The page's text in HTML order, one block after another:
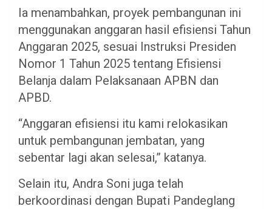
Ia menambahkan, proyek pembangunan ini
menggunakan anggaran hasil efisiensi Tahun
Anggaran 2025, sesuai Instruksi Presiden
Nomor 1 Tahun 2025 tentang Efisiensi
Belanja dalam Pelaksanaan APBN dan
APBD.
“Anggaran efisiensi itu kami relokasikan
untuk pembangunan jembatan, yang
sebentar lagi akan selesai,” katanya.
Selain itu, Andra Soni juga telah
berkoordinasi dengan Bupati Pandeglang